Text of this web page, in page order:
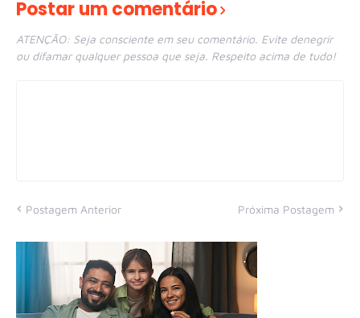
Postar um comentário
ATENÇÃO: Seja consciente em seu comentário. Evite denegrir
ou difamar qualquer pessoa que seja. Respeito acima de tudo!
Postagem Anterior Próxima Postagem